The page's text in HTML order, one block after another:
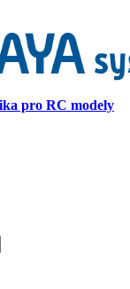
pro RC modely